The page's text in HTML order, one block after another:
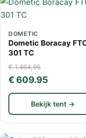
DOMETIC
Dometic Boracay
301 TC
€ 1.464,95
€ 609.95
Bekijk tent →